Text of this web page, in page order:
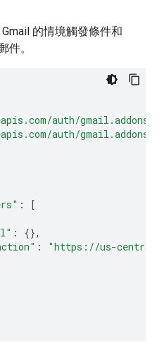
的情境觸發條件和
件。
auth/
auth/
:
[
:
{},
:
"https://us-